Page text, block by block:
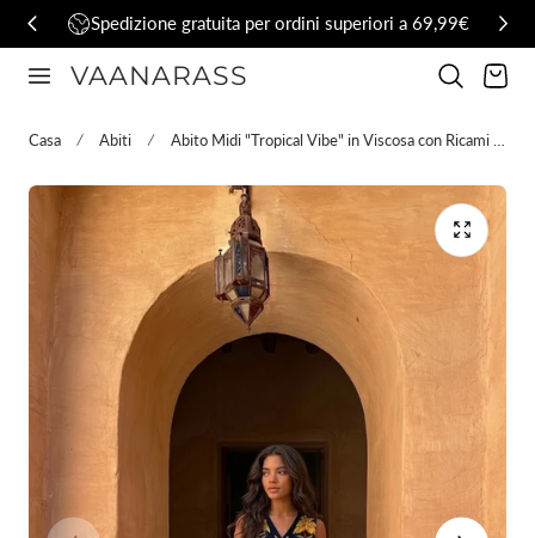
contenutoSpedizione gratuita per ordini superiori a 69,99€
VAANARASS Carrello
Casa Abiti